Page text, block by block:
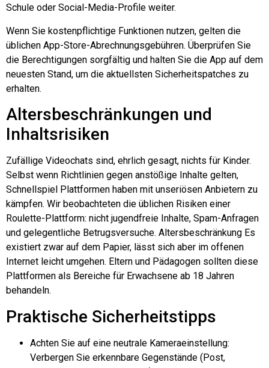
Schule oder Social-Media-Profile weiter.
Wenn Sie kostenpflichtige Funktionen nutzen, gelten die
üblichen App-Store-Abrechnungsgebühren. Überprüfen Sie
die Berechtigungen sorgfältig und halten Sie die App auf dem
neuesten Stand, um die aktuellsten Sicherheitspatches zu
erhalten.
Altersbeschränkungen und
Inhaltsrisiken
Zufällige Videochats sind, ehrlich gesagt, nichts für Kinder.
Selbst wenn Richtlinien gegen anstößige Inhalte gelten,
Schnellspiel Plattformen haben mit unseriösen Anbietern zu
kämpfen. Wir beobachteten die üblichen Risiken einer
Roulette-Plattform: nicht jugendfreie Inhalte, Spam-Anfragen
und gelegentliche Betrugsversuche. Altersbeschränkung Es
existiert zwar auf dem Papier, lässt sich aber im offenen
Internet leicht umgehen. Eltern und Pädagogen sollten diese
Plattformen als Bereiche für Erwachsene ab 18 Jahren
behandeln.
Praktische Sicherheitstipps
Achten Sie auf eine neutrale Kameraeinstellung:
Verbergen Sie erkennbare Gegenstände (Post,